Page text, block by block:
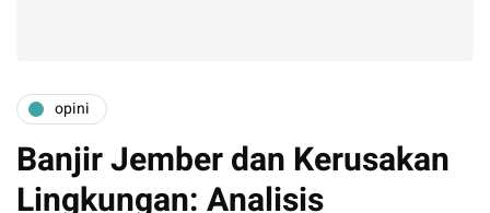
opini
Banjir Jember dan Kerusakan
Lingkungan: Analisis